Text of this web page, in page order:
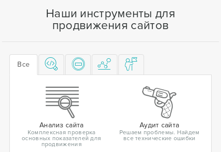
Наши инструменты для
продвижения сайтов
Все
Анализ сайта
Комплексная проверка
основных показателей для
продвижения
Аудит сайта
Решаем проблемы. Найдем
все технические ошибки